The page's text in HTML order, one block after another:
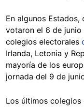
En algunos Estados,
votaron el 6 de junio
colegios electorales
Irlanda, Letonia y
mayoría de los
jornada del 9 de
Los últimos